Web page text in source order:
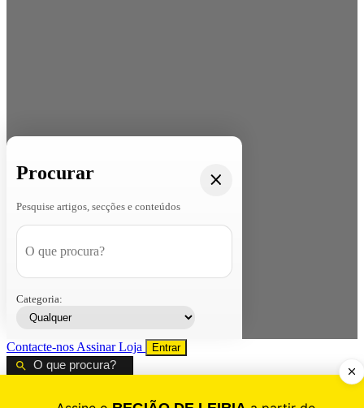
Procurar
Pesquise artigos, secções e conteúdos
Categoria:
Contacte-nos AssinarLoja Entrar